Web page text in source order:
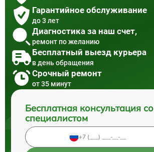
Гарантийное обслуживание
до 3 лет
Диагностика за наш счет,
ремонт по желанию
Бесплатный выезд курьера
в день обращения
Срочный ремонт
от 35 минут
Бесплатная консультация со
специалистом